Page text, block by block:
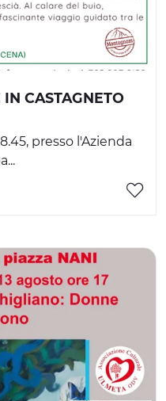
CASTAGNETO
presso l'Azienda